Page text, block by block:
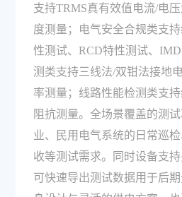
支持TRMS真有效值电流/电
度测量；电气安全合规类支
性测试、RCD特性测试、
测类支持三线法/双钳法接地
率测量；线路性能检测类支
阻抗测量。全场景覆盖的测
业、民用电气系统的日常巡
收等测试需求。同时设备支持
可快速导出测试数据用于后